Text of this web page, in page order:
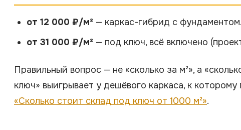
от 12 000 ₽/м² — каркас-гибрид с фундаментом.
от 31 000 ₽/м² — под ключ, всё включено
Правильный вопрос — не «сколько за м²», а
ключ» выигрывает у дешёвого каркаса, к
«Сколько стоит склад под ключ от 1000 м²».